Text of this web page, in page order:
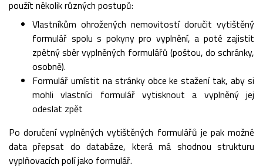
použít několik různých postupů:
Vlastníkům ohrožených nemovitostí doručit vytištěný
formulář spolu s pokyny pro vyplnění, a poté zajistit
zpětný sběr vyplněných formulářů (poštou, do schránky,
osobně).
Formulář umístit na stránky obce ke stažení tak, aby si
mohli vlastníci formulář vytisknout a vyplněný jej
odeslat zpět
Po doručení vyplněných vytištěných formulářů je pak možné
data přepsat do databáze, která má shodnou strukturu
vyplňovacích polí jako formulář.